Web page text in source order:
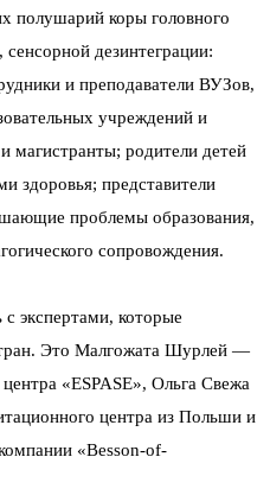
полушарий коры головного
дезинтеграции:
и преподаватели ВУЗов,
учреждений и
магистранты; родители детей
здоровья; представители
проблемы образования,
сопровождения.
экспертами, которые
Это Малгожата Шурлей —
«ESPASE», Ольга Свежа
центра из Польши и
«Besson-of-